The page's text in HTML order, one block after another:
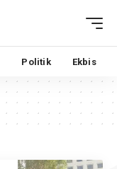
Politik Ekbis